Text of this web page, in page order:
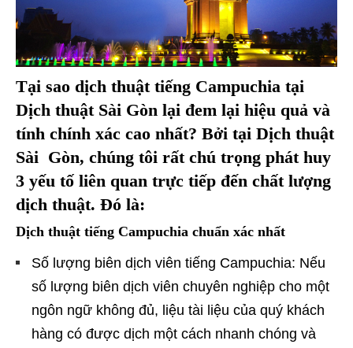
Tại sao dịch thuật tiếng Campuchia tại
Dịch thuật Sài Gòn lại đem lại hiệu quả và
tính chính xác cao nhất? Bởi tại Dịch thuật
Sài Gòn, chúng tôi rất chú trọng phát huy
3 yếu tố liên quan trực tiếp đến chất lượng
dịch thuật. Đó là:
Dịch thuật tiếng Campuchia chuẩn xác nhất
Số lượng biên dịch viên tiếng Campuchia: Nếu
số lượng biên dịch viên chuyên nghiệp cho một
ngôn ngữ không đủ, liệu tài liệu của quý khách
hàng có được dịch một cách nhanh chóng và